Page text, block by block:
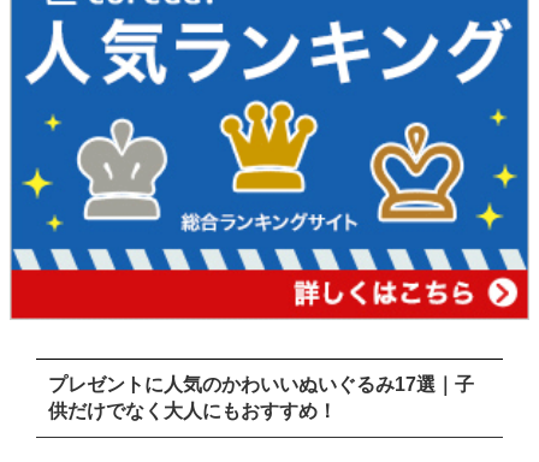
プレゼントに人気のかわいいぬいぐるみ17選｜子
供だけでなく大人にもおすすめ！